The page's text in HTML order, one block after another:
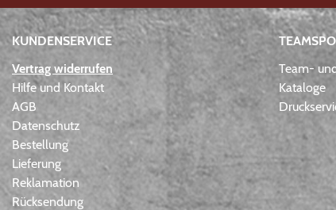
KUNDENSERVICE
Vertrag widerrufen
Hilfe und Kontakt
AGB
Datenschutz
Bestellung
Lieferung
Reklamation
Rücksendung
Team-
Kataloge